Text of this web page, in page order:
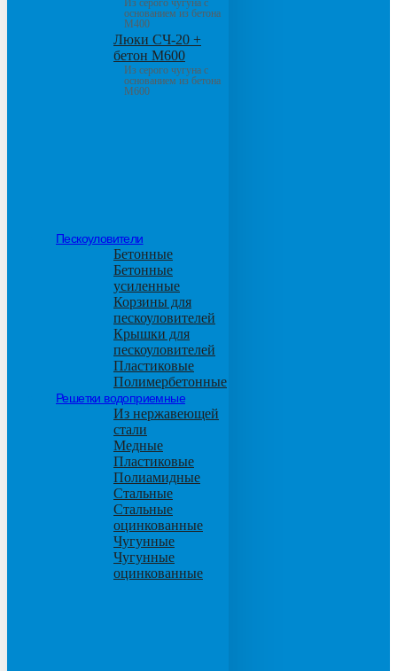
Из серого чугуна с
основанием из бетона
М400
Люки СЧ-20 +
бетон М600
Из серого чугуна с
основанием из бетона
М600
Пескоуловители
Бетонные
Бетонные
усиленные
Корзины для
пескоуловителей
Крышки для
пескоуловителей
Пластиковые
Полимербетонные
Решетки водоприемные
Из нержавеющей
стали
Медные
Пластиковые
Полиамидные
Стальные
Стальные
оцинкованные
Чугунные
Чугунные
оцинкованные